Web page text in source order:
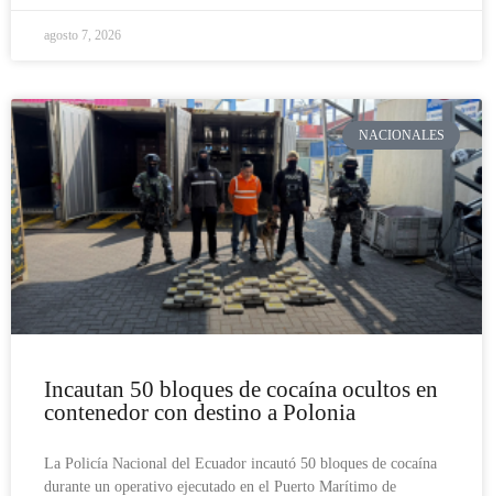
agosto 7, 2026
NACIONALES
Incautan 50 bloques de cocaína ocultos en
contenedor con destino a Polonia
La Policía Nacional del Ecuador incautó 50 bloques de cocaína
durante un operativo ejecutado en el Puerto Marítimo de